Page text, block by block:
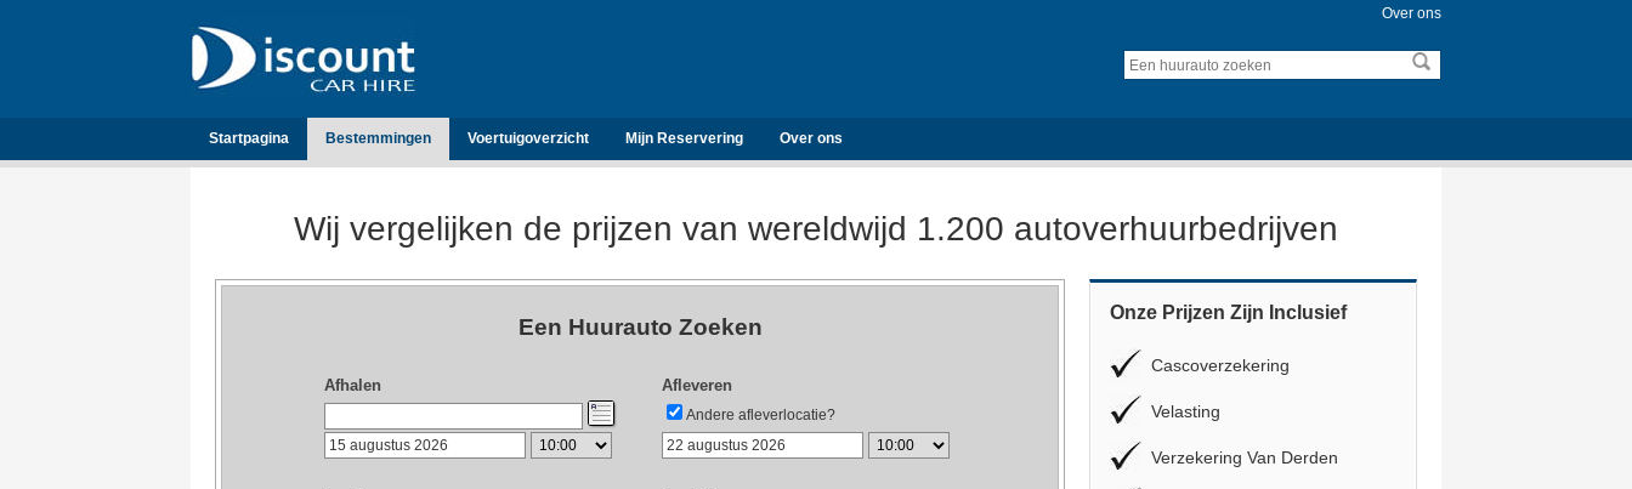
Over ons
Startpagina Bestemmingen Voertuigoverzicht Mijn Reservering Over ons
Wij vergelijken de prijzen van wereldwijd 1.200 autoverhuurbedrijven
Een Huurauto Zoeken
Afhalen Afleveren
Andere afleverlocatie?
Onze Prijzen Zijn Inclusief
Cascoverzekering
Velasting
Verzekering Van Derden